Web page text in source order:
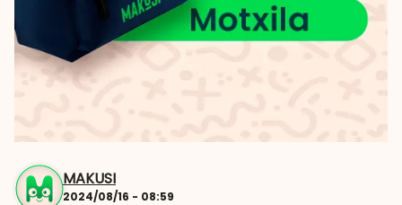
MAKUSI
2024/08/16 - 08:59